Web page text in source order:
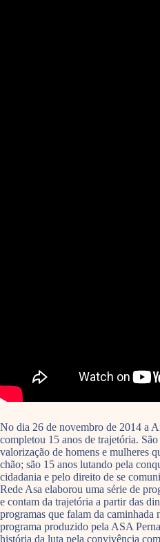
No dia 26 de novembro de 2014 a
completou 15 anos de trajetória.
valorização de homens e mulheres
chão; são 15 anos lutando pela
cidadania e pelo direito de se
Rede Asa elaborou uma série de
e contam da trajetória a partir das
programas que falam da
programa produzido pela ASA
história da luta pela convivência